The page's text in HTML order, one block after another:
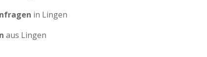
in Lingen
aus Lingen